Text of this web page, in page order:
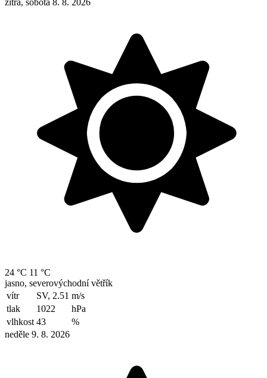
zítra, sobota 8. 8. 2026
24 °C 11 °C
jasno, severovýchodní větřík
vítr
SV, 2.51 m/s
tlak
1022
hPa
vlhkost 43
%
neděle 9. 8. 2026